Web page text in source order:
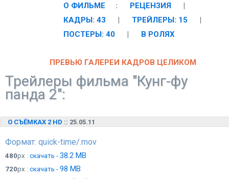
О ФИЛЬМЕ : РЕЦЕНЗИЯ
|
КАДРЫ: 43
| ТРЕЙЛЕРЫ: 15
|
ПОСТЕРЫ: 40
| В РОЛЯХ
ПРЕВЬЮ ГАЛЕРЕИ КАДРОВ ЦЕЛИКОМ
Трейлеры фильма "Кунг-фу
панда 2":
О СЪЁМКАХ 2 HD :: 25.05.11
Формат: quick-time/.mov
480px : скачать - 38.2 MB
720px : скачать - 98 MB